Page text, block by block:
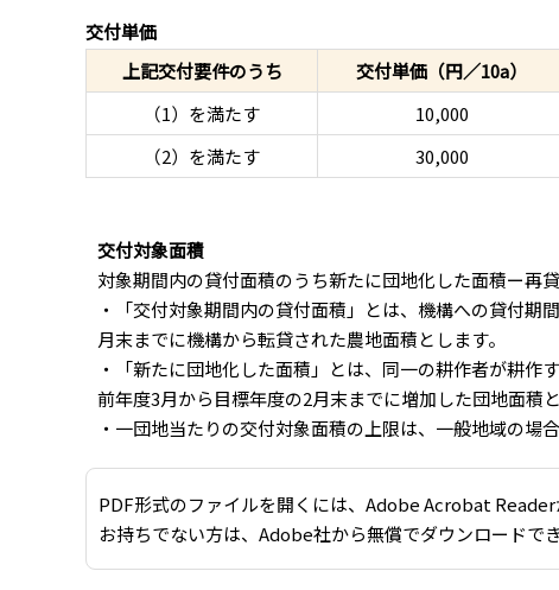
交付単価
上記交付要件のうち
交付単価（円／10a）
（1）を満たす
10,000
（2）を満たす
30,000
交付対象面積
対象期間内の貸付面積のうち新たに団地化した面積ー再
・「交付対象期間内の貸付面積」とは、機構への貸付
月末までに機構から転貸された農地面積とします。
・「新たに団地化した面積」とは、同一の耕作者が耕
前年度3月から目標年度の2月末までに増加した団地面積と
・一団地当たりの交付対象面積の上限は、一般地域の場
PDF形式のファイルを開くには、Adobe Acrobat Reader
お持ちでない方は、Adobe社から無償でダウンロードでき